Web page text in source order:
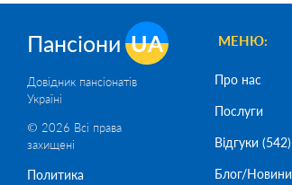
Пансіони UA
Довідник пансіонатів
Україні
© 2026 Всі права
захищені
Политика
МЕНЮ:
Про нас
Послуги
Відгуки (542)
Блог/Новини